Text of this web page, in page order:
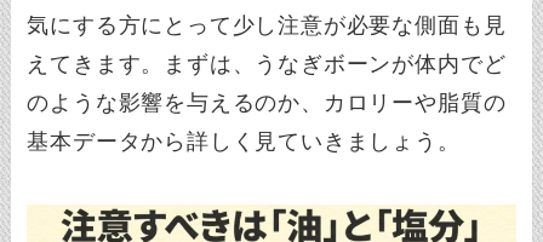
気にする方にとって少し注意が必要な側面も見
えてきます。まずは、うなぎボーンが体内でど
のような影響を与えるのか、カロリーや脂質の
基本データから詳しく見ていきましょう。